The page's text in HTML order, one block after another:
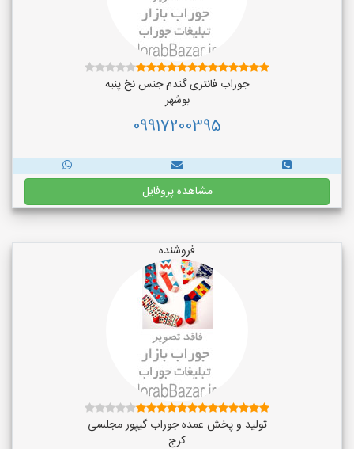
جوراب فانتزی گندم جنس نخ پنبه
بوشهر
09917200395
مشاهده پروفایل
فروشنده
تولید و پخش عمده جوراب گیپور مجلسی